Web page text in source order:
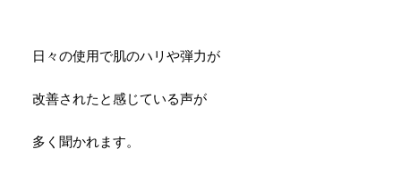
日々の使用で肌のハリや弾力が
改善されたと感じている声が
多く聞かれます。